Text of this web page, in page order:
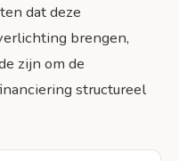
dat deze
brengen,
zijn om de
structureel